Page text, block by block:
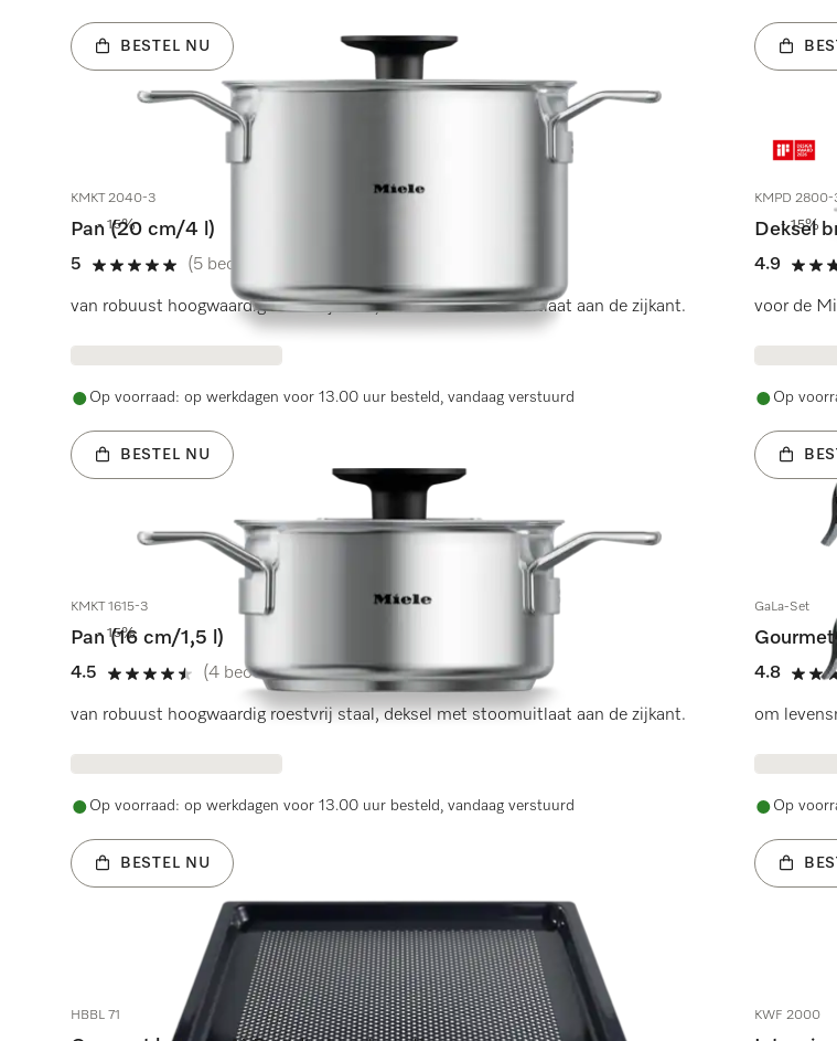
BESTEL NU
- 15%
KMKT 2040-3
Pan (20 cm/4 l)
5
5 sterren van de 5
(5 beoordelingen)
van robuust hoogwaardig roestvrij staal, deksel met stoomuitlaat aan de zijkant.
Op voorraad: op werkdagen voor 13.00 uur besteld, vandaag verstuurd
BESTEL NU
- 15%
KMPD 2800-
Deksel
4.9
4.9
voor de
Op
- 15%
KMKT 1615-3
Pan (16 cm/1,5 l)
4.5
4.5 sterren van de 5
(4 beoordelingen)
van robuust hoogwaardig roestvrij staal, deksel met stoomuitlaat aan de zijkant.
Op voorraad: op werkdagen voor 13.00 uur besteld, vandaag verstuurd
BESTEL NU
GaLa-Set
4.8
4.8
om
Op
HBBL 71 KWF 2000